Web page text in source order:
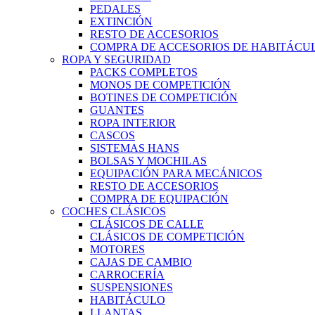
PEDALES
EXTINCIÓN
RESTO DE ACCESORIOS
COMPRA DE ACCESORIOS DE
ROPA Y SEGURIDAD
PACKS COMPLETOS
MONOS DE COMPETICIÓN
BOTINES DE COMPETICIÓN
GUANTES
ROPA INTERIOR
CASCOS
SISTEMAS HANS
BOLSAS Y MOCHILAS
EQUIPACIÓN PARA MECÁNICOS
RESTO DE ACCESORIOS
COMPRA DE EQUIPACIÓN
COCHES CLÁSICOS
CLÁSICOS DE CALLE
CLÁSICOS DE COMPETICIÓN
MOTORES
CAJAS DE CAMBIO
CARROCERÍA
SUSPENSIONES
HABITÁCULO
LLANTAS